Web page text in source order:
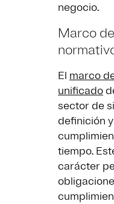
negocio.
Marco
El marco
unificado
sector de
definición
tiempo.
carácter